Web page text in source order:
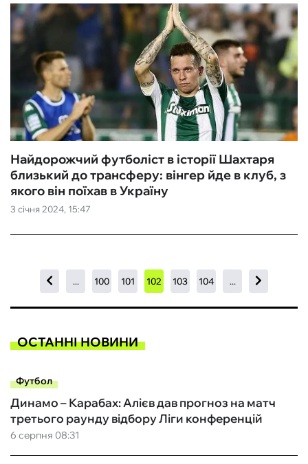
3 січня 2024, 15:47
Найдорожчий футболіст в історії Шахтаря
близький до трансферу: вінгер йде в клуб, з
якого він поїхав в Україну
... 100 101 102 103 104 ...
ОСТАННІ НОВИНИ
Футбол
6 серпня 08:31
Динамо – Карабах: Алієв дав прогноз на матч
третього раунду відбору Ліги конференцій